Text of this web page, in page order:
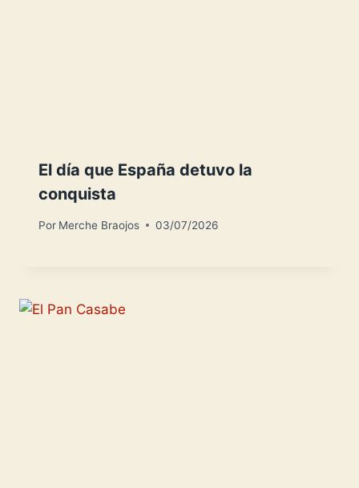
El día que España detuvo la
conquista
Por Merche Braojos 03/07/2026